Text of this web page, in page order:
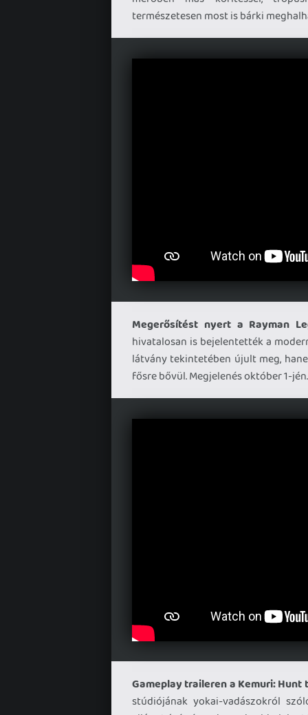
természetesen most is bárki
Megerősítést nyert a Rayman
hivatalosan is bejelentették a
látvány tekintetében újult meg,
fősre bővül. Megjelenés október 1-jén.
Gameplay traileren a Kemuri: Hunt
stúdiójának yokai-vadászokról